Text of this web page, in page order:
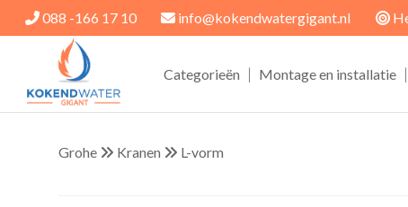
088 -166 17 10 info@kokendwatergigant.nl
Categorieën | Montage en installatie |
Grohe Kranen L-vorm